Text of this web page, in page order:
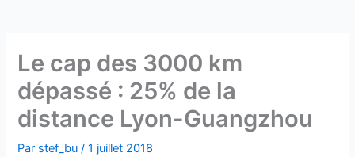
Le cap des 3000 km
dépassé : 25% de la
distance Lyon-Guangzhou
Par stef_bu/1 juillet 2018